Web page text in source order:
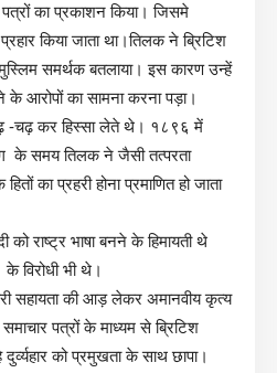
का प्रकाशन किया। जिसमे
किया जाता था।तिलक ने ब्रिटिश
समर्थक बतलाया। इस कारण उन्हें
के आरोपों का सामना करना पड़ा।
-चढ़ कर हिस्सा लेते थे। १८९६ में
समय तिलक ने जैसी तत्परता
का प्रहरी होना प्रमाणित हो जाता
को राष्ट्र भाषा बनने के हिमायती थे
विरोधी भी थे।
सहायता की आड़ लेकर अमानवीय कृत्य
पत्रों के माध्यम से ब्रिटिश
दुर्व्यहार को प्रमुखता के साथ छापा।